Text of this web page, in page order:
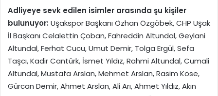
Adliyeye sevk edilen isimler arasında şu kişiler
bulunuyor: Uşakspor Başkanı Özhan Özgöbek, CHP Uşak
İl Başkanı Celalettin Çoban, Fahreddin Altundal, Geylani
Altundal, Ferhat Cucu, Umut Demir, Tolga Ergül, Sefa
Taşcı, Kadir Cantürk, İsmet Yıldız, Rahmi Altundal, Cumali
Altundal, Mustafa Arslan, Mehmet Arslan, Rasim Köse,
Gürcan Demir, Ahmet Arslan, Ali Arı, Ahmet Yıldız, Akın